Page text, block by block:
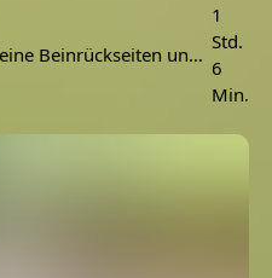
In dieser Einheit „längst“ du deine Beinrückseiten und die Körperrückseite. Verschiedene Methoden verhelfen deinen Faszien zu mehr Elastizität und „Nachgiebigkeit
1
Std.
6
Min.